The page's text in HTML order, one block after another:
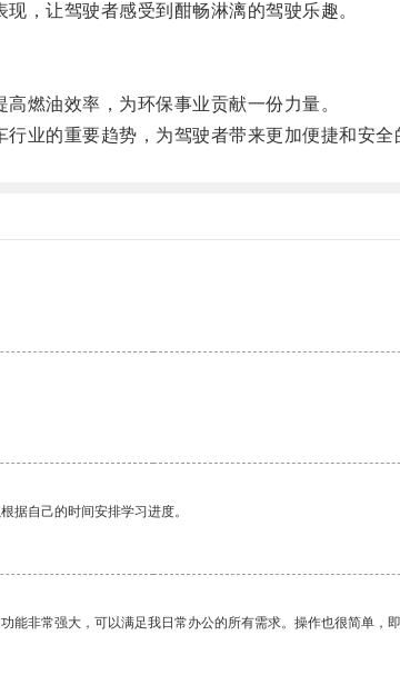
，让驾驶者感受到酣畅淋漓的驾驶乐趣。
燃油效率，为环保事业贡献一份力量。
的重要趋势，为驾驶者带来更加便捷和安全
据自己的时间安排学习进度。
非常强大，可以满足我日常办公的所有需求。操作也很简单，